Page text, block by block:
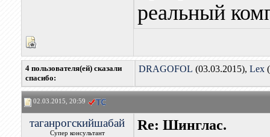
реальный
4 пользователя(ей) сказали
cпасибо:
DRAGOFOL (03.03.2015), Lex
02.03.2015, 20:59
таганрогскийшабай
Супер консультант
Re: Шинглас.